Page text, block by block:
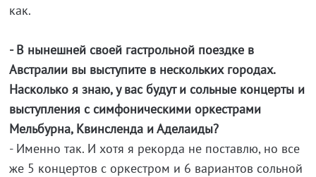
как.
- В нынешней своей гастрольной поездке в
Австралии вы выступите в нескольких городах.
Насколько я знаю, у вас будут и сольные концерты и
выступления с симфоническими оркестрами
Мельбурна, Квинсленда и Аделаиды?
- Именно так. И хотя я рекорда не поставлю, но все
же 5 концертов с оркестром и 6 вариантов сольной